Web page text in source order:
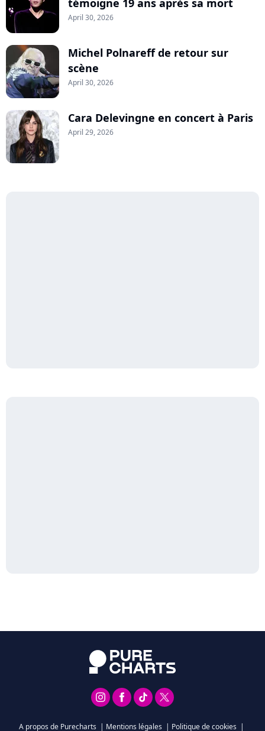
témoigne 19 ans après sa mort
April 30, 2026
Michel Polnareff de retour sur
scène
April 30, 2026
Cara Delevingne en concert à Paris
April 29, 2026
A propos de Purecharts | Mentions légales | Politique de cookies |